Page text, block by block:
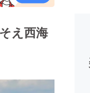
え西海